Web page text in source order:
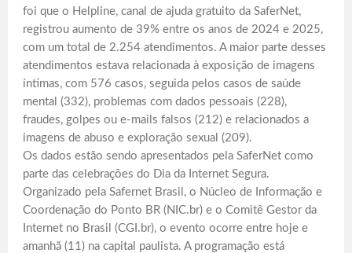
foi que o Helpline, canal de ajuda gratuito da SaferNet,
registrou aumento de 39% entre os anos de 2024 e 2025,
com um total de 2.254 atendimentos. A maior parte desses
atendimentos estava relacionada à exposição de imagens
íntimas, com 576 casos, seguida pelos casos de saúde
mental (332), problemas com dados pessoais (228),
fraudes, golpes ou e-mails falsos (212) e relacionados a
imagens de abuso e exploração sexual (209).
Os dados estão sendo apresentados pela SaferNet como
parte das celebrações do Dia da Internet Segura.
Organizado pela Safernet Brasil, o Núcleo de Informação e
Coordenação do Ponto BR (NIC.br) e o Comitê Gestor da
Internet no Brasil (CGI.br), o evento ocorre entre hoje e
amanhã (11) na capital paulista. A programação está